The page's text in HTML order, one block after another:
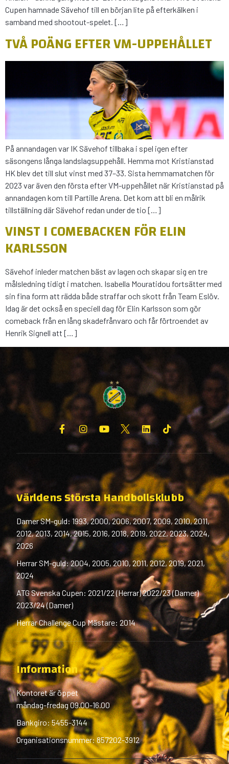
Cupen hamnade Sävehof till en början lite på efterkälken i
samband med shootout-spelet. […]
TVÅ POÄNG EFTER VM-UPPEHÅLLET
På annandagen var IK Sävehof tillbaka i spel igen efter
säsongens långa landslagsuppehåll. Hemma mot Kristianstad
HK blev det till slut vinst med 37–33. Sista hemmamatchen för
2023 var även den första efter VM-uppehållet när Kristianstad på
annandagen kom till Partille Arena. Det kom att bli en målrik
tillställning där Sävehof redan under de tio […]
VINST I COMEBACKEN FÖR ELIN
KARLSSON
Sävehof inleder matchen bäst av lagen och skapar sig en tre
målsledning tidigt i matchen. Isabella Mouratidou fortsätter med
sin fina form att rädda både straffar och skott från Team Eslöv.
Idag är det också en speciell dag för Elin Karlsson som gör
comeback från en lång skadefrånvaro och får förtroendet av
Henrik Signell att […]
Världens Största Handbollsklubb
Damer SM-guld: 1993, 2000, 2006, 2007, 2009, 2010, 2011,
2012, 2013, 2014, 2015, 2016, 2018, 2019, 2022, 2023, 2024,
2026
Herrar SM-guld: 2004, 2005, 2010, 2011, 2012, 2019, 2021,
2024
ATG Svenska Cupen: 2021/22 (Herrar) 2022/23 (Damer)
2023/24 (Damer)
Herrar Challenge Cup Mästare: 2014
Information
Kontoret är öppet
måndag-fredag 09.00-16.00
Bankgiro: 5455-3144
Organisationsnummer: 857202-3912